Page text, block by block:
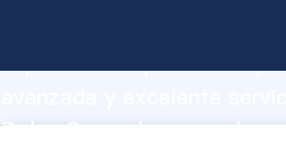
capacidad de producción,
Bolas Compeb proveedor